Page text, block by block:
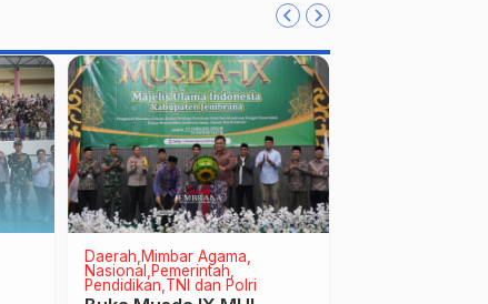
Daerah Mimbar Agama
Nasional
Pemerintah
Pendidikan TNI dan Polri